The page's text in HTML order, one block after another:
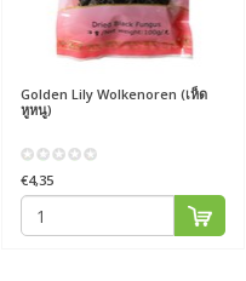
Golden LilyWolkenoren (เห็ด
หูหนู)
€4,35